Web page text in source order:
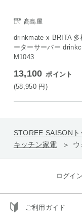
髙島屋
drinkmate x BRITA 多
ーターサーバー
M1043
13,100 ポイント
(58,950 円)
STOREE SAISONト
キッチン家電
ウ
ログイ
ご利用ガイド